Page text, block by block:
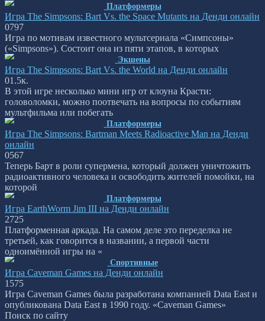
Платформеры
Игра The Simpsons: Bart Vs. the Space Mutants на Денди онлайн
0797
Игра по мотивам известного мультсериала «Симпсоны»
(«Simpsons»). Состоит она из пяти этапов, в которых
Экшены
Игра The Simpsons: Bart Vs. the World на Денди онлайн
01.5к.
В этой игре несколько мини игр от клоуна Красти:
головоломки, можно поотвечать на вопросы по событиям
мультфильма или побегать
Платформеры
Игра The Simpsons: Bartman Meets Radioactive Man на Денди
онлайн
0567
Теперь Барт в роли супермена, который должен уничтожить
радиоактивного человека и освободить жителей помойки, на
которой
Платформеры
Игра EarthWorm Jim III на Денди онлайн
2725
Платформенная аркада. На самом деле это переделка не
третьей, как говорится в названии, а первой части
одноимённой игры на «
Спортивные
Игра Caveman Games на Денди онлайн
1 575
Игра Caveman Games была разработана компанией Data East и
опубликована Data East в 1990 году. «Caveman Games»
Поиск по сайту